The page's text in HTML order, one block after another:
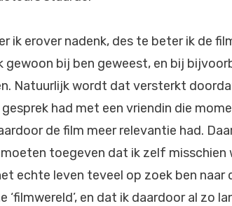
ik erover nadenk, des te beter ik de
gewoon bij ben geweest, en bij
Natuurlijk wordt dat versterkt
had met een vriendin die
de film meer relevantie had.
toegeven dat ik zelf misschien
echte leven teveel op zoek ben naar
‘filmwereld’, en dat ik daardoor al zo